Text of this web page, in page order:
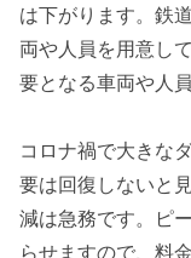
は下がります。鉄
両や人員を用意し
要となる車両や人
コロナ禍で大きな
要は回復しないと
減は急務です。ピ
らせますので、料